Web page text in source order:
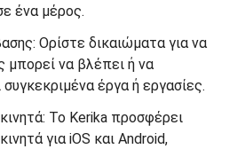
ένα μέρος.
Ορίστε δικαιώματα για να
μπορεί να βλέπει ή να
έργα ή εργασίες.
Το Kerika προσφέρει
για iOS και Android,